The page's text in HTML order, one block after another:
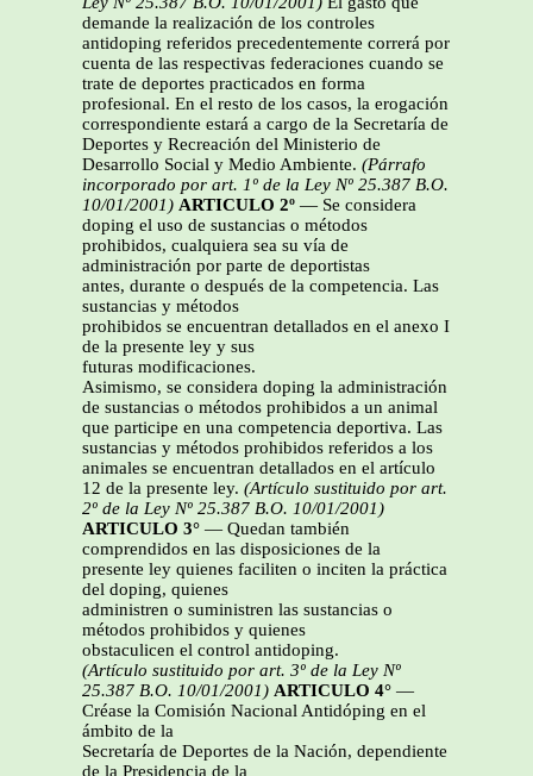
demande la realización de los controles
antidoping referidos precedentemente correrá por
cuenta de las respectivas federaciones cuando se
trate de deportes practicados en forma
profesional. En el resto de los casos, la erogación
correspondiente estará a cargo de la Secretaría de
Deportes y Recreación del Ministerio de
Desarrollo Social y Medio Ambiente. (Párrafo
incorporado por art. 1º de la Ley Nº 25.387 B.O.
10/01/2001) ARTICULO 2º — Se considera
doping el uso de sustancias o métodos
prohibidos, cualquiera sea su vía de
administración por parte de deportistas
antes, durante o después de la competencia. Las
sustancias y métodos
prohibidos se encuentran detallados en el anexo I
de la presente ley y sus
futuras modificaciones.
Asimismo, se considera doping la administración
de sustancias o métodos prohibidos a un animal
que participe en una competencia deportiva. Las
sustancias y métodos prohibidos referidos a los
animales se encuentran detallados en el artículo
12 de la presente ley. (Artículo sustituido por art.
2º de la Ley Nº 25.387 B.O. 10/01/2001)
ARTICULO 3° — Quedan también
comprendidos en las disposiciones de la
presente ley quienes faciliten o inciten la práctica
del doping, quienes
administren o suministren las sustancias o
métodos prohibidos y quienes
obstaculicen el control antidoping.
(Artículo sustituido por art. 3º de la Ley Nº
25.387 B.O. 10/01/2001) ARTICULO 4° —
Créase la Comisión Nacional Antidóping en el
ámbito de la
Secretaría de Deportes de la Nación, dependiente
de la Presidencia de la